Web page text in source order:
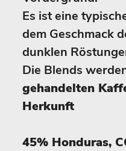
Es ist eine
dem Geschmack
dunklen
Die Blends
gehandelten
Herkunft
45% Honduras,